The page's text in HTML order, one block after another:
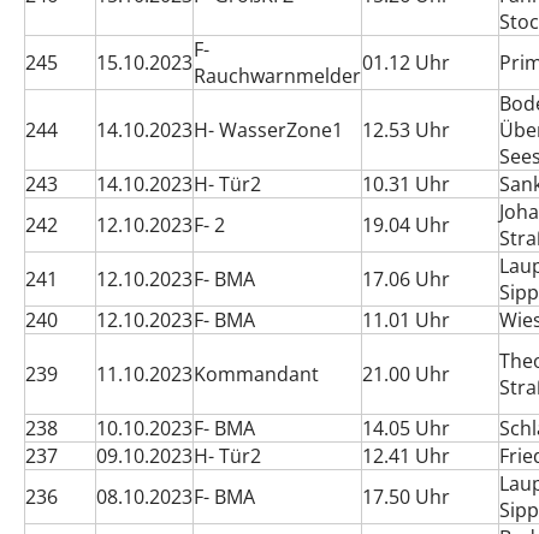
245
15.10.2023F-
Rauchwarnmelder01.12 Uhr
244 14.10.2023H- WasserZone1 12.53 Uhr
243
14.10.2023H- Tür2 10.31 Uhr
242
12.10.2023F- 2 19.04 Uhr
241
12.10.2023F- BMA 17.06 Uhr
240
12.10.2023F- BMA 11.01 Uhr
239 11.10.2023Kommandant 21.00 Uhr
238
10.10.2023F- BMA 14.05 Uhr
237
09.10.2023H- Tür2 12.41 Uhr
236
08.10.2023F- BMA 17.50 Uhr